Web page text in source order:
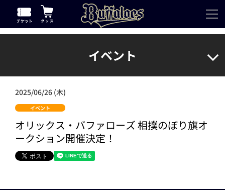
イベント
2025/06/26 (木)
イベント
オリックス・バファローズ 相撲のぼり旗オ
ークション開催決定！